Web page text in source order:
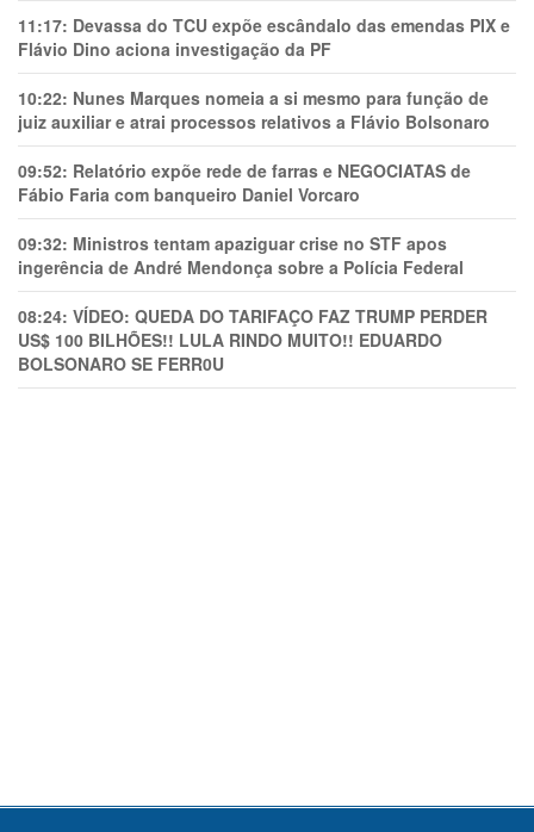
11:17: Devassa do TCU expõe escândalo das emendas PIX e
Flávio Dino aciona investigação da PF
10:22: Nunes Marques nomeia a si mesmo para função de
juiz auxiliar e atrai processos relativos a Flávio Bolsonaro
09:52: Relatório expõe rede de farras e NEGOCIATAS de
Fábio Faria com banqueiro Daniel Vorcaro
09:32: Ministros tentam apaziguar crise no STF apos
ingerência de André Mendonça sobre a Polícia Federal
08:24: VÍDEO: QUEDA DO TARIFAÇO FAZ TRUMP PERDER
US$ 100 BILHÕES!! LULA RINDO MUITO!! EDUARDO
BOLSONARO SE FERR0U